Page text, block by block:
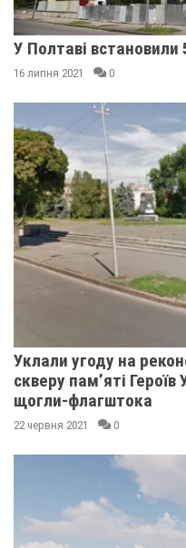
У Полтаві
16 липня 2021 0
Уклали угоду на
скверу пам’яті
щогли-флагштока
22 червня 2021 0